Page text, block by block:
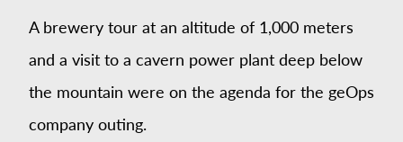
A brewery tour at an altitude of 1,000 meters
and a visit to a cavern power plant deep below
the mountain were on the agenda for the geOps
company outing.